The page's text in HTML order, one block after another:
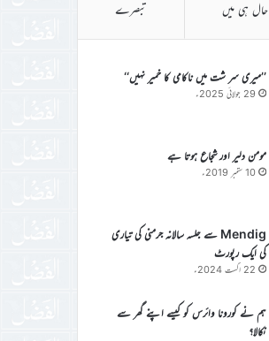
حال ہی میں تبصرے
’’میری سر شت میں ناکامی کا خمیر نہیں‘‘
29 جولائی 2025ء
مومن دلیر اور شجاع ہوتا ہے
10 ستمبر 2019ء
Mendig سے جلسہ سالانہ جرمنی کی تیاری
کی ایک رپورٹ
22 اگست 2024ء
ہم نے کورونا وائرس کو کیسے اپنے گھر سے
نکالا؟